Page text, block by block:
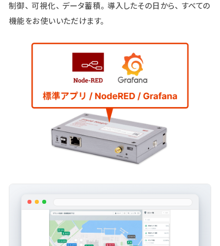
制御、可視化、データ蓄積。導入したその日から、すべての
機能をお使いいただけます。